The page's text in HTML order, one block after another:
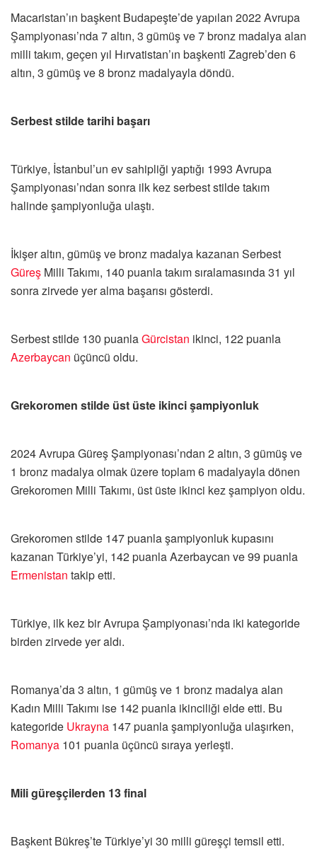
Macaristan’ın başkent Budapeşte’de yapılan 2022 Avrupa
Şampiyonası’nda 7 altın, 3 gümüş ve 7 bronz madalya alan
milli takım, geçen yıl Hırvatistan’ın başkenti Zagreb’den 6
altın, 3 gümüş ve 8 bronz madalyayla döndü.
Serbest stilde tarihi başarı
Türkiye, İstanbul’un ev sahipliği yaptığı 1993 Avrupa
Şampiyonası’ndan sonra ilk kez serbest stilde takım
halinde şampiyonluğa ulaştı.
İkişer altın, gümüş ve bronz madalya kazanan Serbest
Güreş Milli Takımı, 140 puanla takım sıralamasında 31 yıl
sonra zirvede yer alma başarısı gösterdi.
Serbest stilde 130 puanlaGürcistan ikinci, 122 puanla
Azerbaycan üçüncü oldu.
Grekoromen stilde üst üste ikinci şampiyonluk
2024 Avrupa Güreş Şampiyonası’ndan 2 altın, 3 gümüş ve
1 bronz madalya olmak üzere toplam 6 madalyayla dönen
Grekoromen Milli Takımı, üst üste ikinci kez şampiyon oldu.
Grekoromen stilde 147 puanla şampiyonluk kupasını
kazanan Türkiye’yi, 142 puanla Azerbaycan ve 99 puanla
Ermenistan takip etti.
Türkiye, ilk kez bir Avrupa Şampiyonası’nda iki kategoride
birden zirvede yer aldı.
Romanya’da 3 altın, 1 gümüş ve 1 bronz madalya alan
Kadın Milli Takımı ise 142 puanla ikinciliği elde etti. Bu
kategoride Ukrayna 147 puanla şampiyonluğa ulaşırken,
Romanya 101 puanla üçüncü sıraya yerleşti.
Mili güreşçilerden 13 final
Başkent Bükreş’te Türkiye’yi 30 milli güreşçi temsil etti.